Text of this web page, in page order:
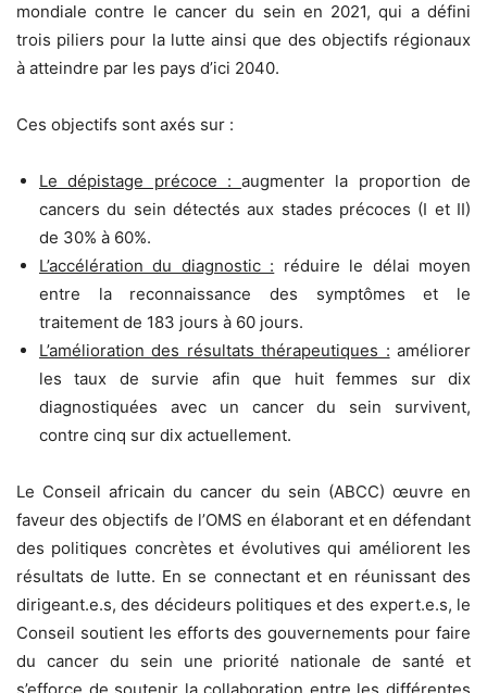
mondiale contre le cancer du sein en 2021, qui a défini
trois piliers pour la lutte ainsi que des objectifs régionaux
à atteindre par les pays d’ici 2040.
Ces objectifs sont axés sur :
Le dépistage précoce :augmenter la proportion de
cancers du sein détectés aux stades précoces (I et II)
de 30% à 60%.
L’accélération du diagnostic : réduire le délai moyen
entre la reconnaissance des symptômes et le
traitement de 183 jours à 60 jours.
L’amélioration des résultats thérapeutiques : améliorer
les taux de survie afin que huit femmes sur dix
diagnostiquées avec un cancer du sein survivent,
contre cinq sur dix actuellement.
Le Conseil africain du cancer du sein (ABCC) œuvre en
faveur des objectifs de l’OMS en élaborant et en défendant
des politiques concrètes et évolutives qui améliorent les
résultats de lutte. En se connectant et en réunissant des
dirigeant.e.s, des décideurs politiques et des expert.e.s, le
Conseil soutient les efforts des gouvernements pour faire
du cancer du sein une priorité nationale de santé et